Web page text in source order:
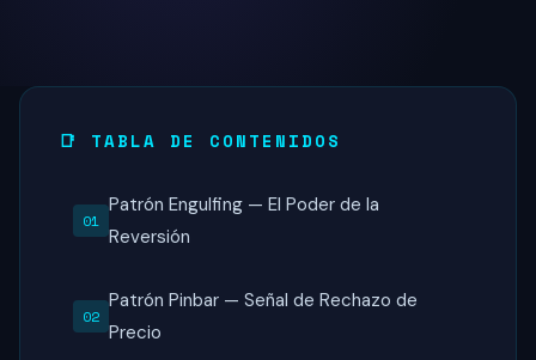
📑 TABLA DE CONTENIDOS
Patrón Engulfing — El Poder de la
Reversión
Patrón Pinbar — Señal de Rechazo de
Precio